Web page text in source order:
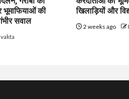
भूमाफियाओं की
सवाल
खिलाड़ियों और
2 weeks ago